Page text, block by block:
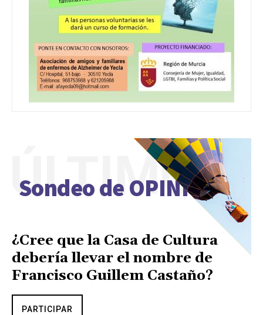
Sondeo de OPINIÓN
ÚLTIMO
¿Cree que la Casa de Cultura
debería llevar el nombre de
Francisco Guillem Castaño?
PARTICIPAR